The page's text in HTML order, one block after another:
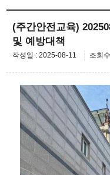
(주간안전교육)
및 예방대책
작성일 : 2025-08-11 조회